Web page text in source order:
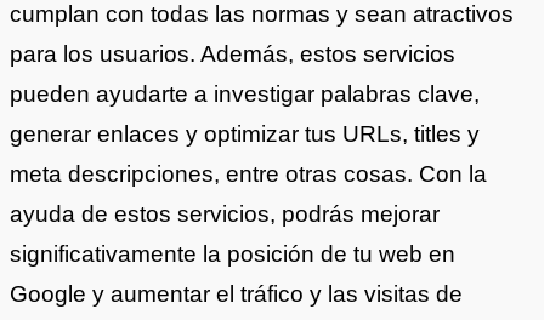
cumplan con todas las normas y sean atractivos
para los usuarios. Además, estos servicios
pueden ayudarte a investigar palabras clave,
generar enlaces y optimizar tus URLs, titles y
meta descripciones, entre otras cosas. Con la
ayuda de estos servicios, podrás mejorar
significativamente la posición de tu web en
Google y aumentar el tráfico y las visitas de